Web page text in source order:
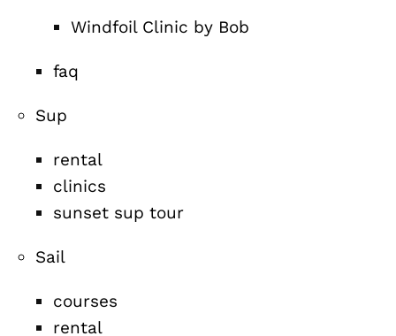
Windfoil Clinic by Bob
faq
Sup
rental
clinics
sunset sup tour
Sail
courses
rental